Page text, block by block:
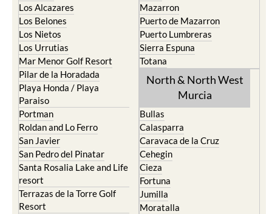
Los Alcazares
Los Belones
Los Nietos
Los Urrutias
Mar Menor Golf Resort
Pilar de la Horadada
Playa Honda / Playa
Paraiso
Portman
Roldan and Lo Ferro
San Javier
San Pedro del Pinatar
Santa Rosalia Lake and Life
resort
Terrazas de la Torre Golf
Resort
Mazarron
Puerto de Mazarron
Puerto Lumbreras
Sierra Espuna
Totana
North & North West
Murcia
Bullas
Calasparra
Caravaca de la Cruz
Cehegin
Cieza
Fortuna
Jumilla
Moratalla